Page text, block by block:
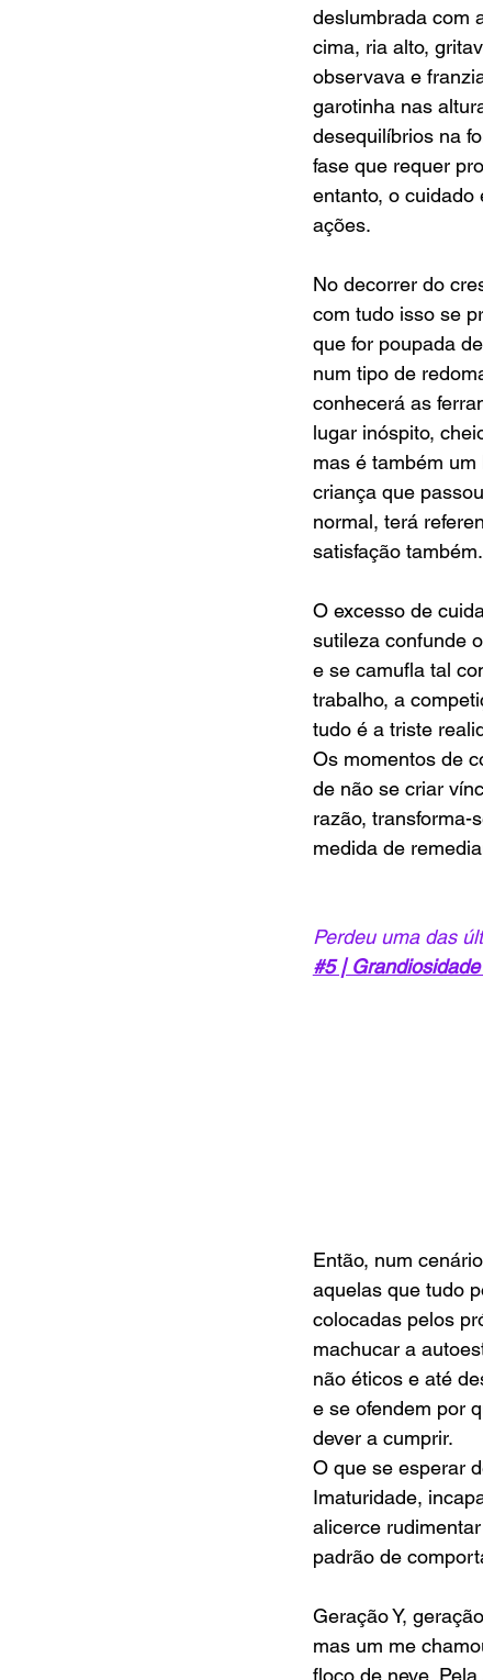
deslumbrada com
cima, ria alto,
observava e
garotinha nas
desequilíbrios na
fase que requer
entanto, o cuidado
ações.
No decorrer do
com tudo isso se
que for poupada
num tipo de
conhecerá as
lugar inóspito,
mas é também
criança que
normal, terá
satisfação
O excesso de
sutileza confunde
e se camufla tal
trabalho, a
tudo é a triste
Os momentos de
de não se criar
razão, transforma-
medida de
Perdeu uma das
#5 |
Então, num
aquelas que tudo
colocadas pelos
machucar a
não éticos e até
e se ofendem por
dever a cumprir.
O que se esperar
Imaturidade,
alicerce
padrão de
Geração Y,
mas um me
floco de neve.